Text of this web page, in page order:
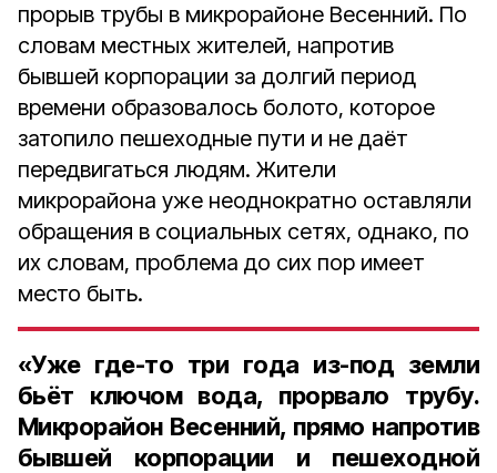
прорыв трубы в микрорайоне Весенний. По
словам местных жителей, напротив
бывшей корпорации за долгий период
времени образовалось болото, которое
затопило пешеходные пути и не даёт
передвигаться людям. Жители
микрорайона уже неоднократно оставляли
обращения в социальных сетях, однако, по
их словам, проблема до сих пор имеет
место быть.
«Уже где-то три года из-под земли
бьёт ключом вода, прорвало трубу.
Микрорайон Весенний, прямо напротив
бывшей корпорации и пешеходной